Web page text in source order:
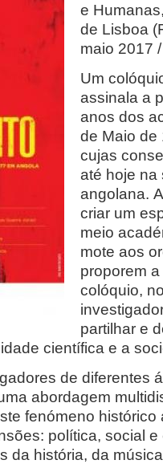
e
de Lisboa
maio
Um
assinala a
anos dos
de Maio de
cujas
até hoje na
angolana.
criar um
meio
mote aos
proporem
colóquio,
partilhar e
científica e a
de diferentes
abordagem
fenómeno histórico
política, social e
da história, da